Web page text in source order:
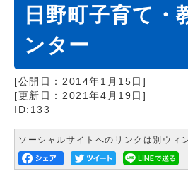
日野町子育て・
ンター
[公開日： 2014年1月15日 ]
[更新日： 2021年4月19日 ]
ID:133
ソーシャルサイトへのリンクは別ウィ